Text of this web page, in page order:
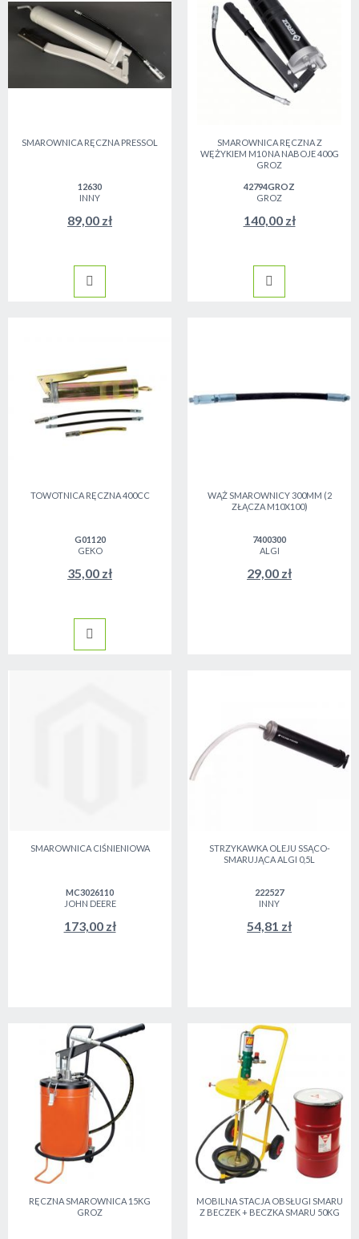
SMAROWNICA RĘCZNA PRESSOL
12630
INNY
89,00 zł
SMAROWNICA RĘCZNA Z
WĘŻYKIEM M10 NA NABOJE 400G
GROZ
42794GROZ
GROZ
140,00 zł
TOWOTNICA RĘCZNA 400CC
G01120
GEKO
35,00 zł
WĄŻ SMAROWNICY 300MM (2
ZŁĄCZA M10X100)
7400300
ALGI
29,00 zł
SMAROWNICA CIŚNIENIOWA
MC3026110
JOHN DEERE
173,00 zł
STRZYKAWKA OLEJU SSĄCO-
SMARUJĄCA ALGI 0,5L
222527
INNY
54,81 zł
RĘCZNA SMAROWNICA 15KG
GROZ
MOBILNA STACJA OBSŁUGI SMARU
Z BECZEK + BECZKA SMARU 50KG